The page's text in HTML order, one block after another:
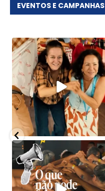
EVENTOS E CAMPANHAS